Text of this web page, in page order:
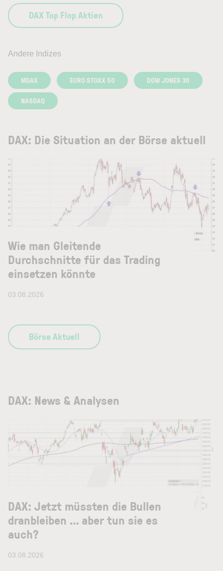
DAX Top Flop Aktien
Andere Indizes
MDAX EURO STOXX 50 DOW JONES 30
NASDAQ
DAX: Die Situation an der Börse aktuell
Wie man Gleitende
Durchschnitte für das Trading
einsetzen könnte
03.08.2026
Börse Aktuell
DAX: News & Analysen
DAX: Jetzt müssten die Bullen
dranbleiben … aber tun sie es
auch?
03.08.2026